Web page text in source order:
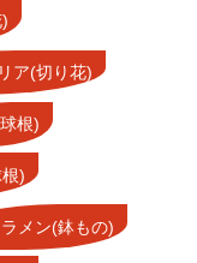
ア(切り花)
根)
)
メン(鉢もの)